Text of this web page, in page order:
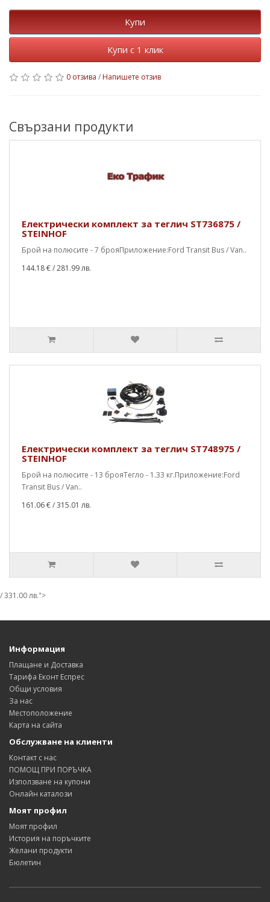
Купи
Купи с 1 клик
0 отзива / Напишете отзив
Свързани продукти
Електрически комплект за теглич ST736875 /
STEINHOF
Брой на полюсите - 7 брояПриложение:Ford Transit Bus / Van..
144.18 €/ 281.99 лв.
Електрически комплект за теглич ST748975 /
STEINHOF
Брой на полюсите - 13 брояТегло - 1.33 кг.Приложение:Ford
Transit Bus / Van..
161.06 €/ 315.01 лв.
/ 331.00 лв.">
Информация
Плащане и Доставка
Тарифа Еконт Еспрес
Общи условия
За нас
Местоположение
Карта на сайта
Обслужване на клиенти
Контакт с нас
ПОМОЩ ПРИ ПОРЪЧКА
Използване на купони
Онлайн каталози
Моят профил
Моят профил
История на поръчките
Желани продукти
Бюлетин